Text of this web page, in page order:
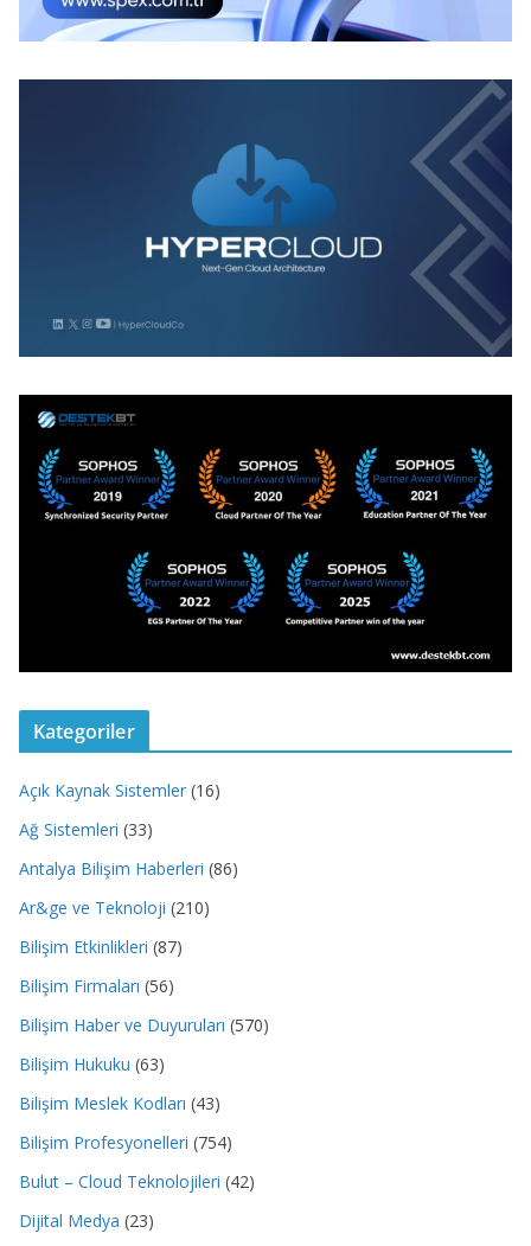
Kategoriler
Açık Kaynak Sistemler (16)
Ağ Sistemleri (33)
Antalya Bilişim Haberleri (86)
Ar&ge ve Teknoloji (210)
Bilişim Etkinlikleri (87)
Bilişim Firmaları (56)
Bilişim Haber ve Duyuruları (570)
Bilişim Hukuku (63)
Bilişim Meslek Kodları (43)
Bilişim Profesyonelleri (754)
Bulut – Cloud Teknolojileri (42)
Dijital Medya (23)